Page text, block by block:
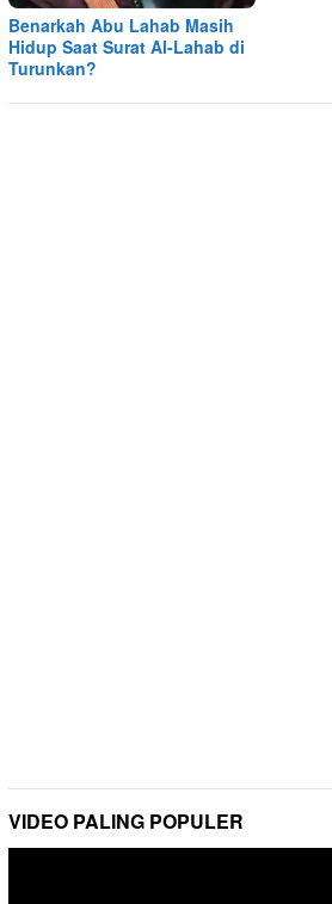
Benarkah Abu Lahab Masih
Hidup Saat Surat Al-Lahab di
Turunkan?
VIDEO PALING POPULER